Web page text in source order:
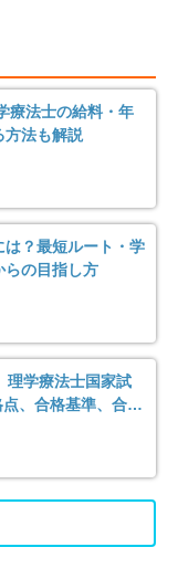
療法士の給料・年
方法も解説
？最短ルート・学
らの目指し方
理学療法士国家試
、合格基準、合格